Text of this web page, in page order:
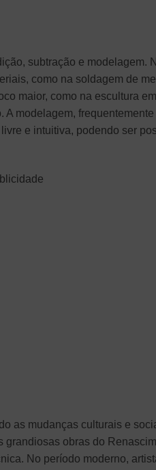
subtração e modelagem.
como na soldagem de
maior, como na escultura
modelagem,
e intuitiva, podendo ser
as mudanças culturais e
obras do
No período moderno,